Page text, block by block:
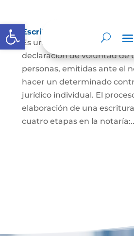
Abrir barra de herramientas
Escritura Pública
Es un documento que
declaración de voluntad de
personas, emitidas ante el
hacer un determinado
jurídico individual. El
elaboración de una
cuatro etapas en la